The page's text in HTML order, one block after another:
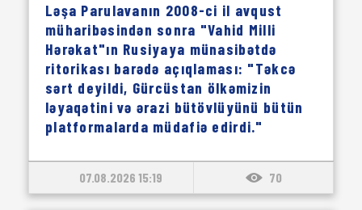
Ləşa Parulavanın 2008-ci il avqust
müharibəsindən sonra "Vahid Milli
Hərəkat"ın Rusiyaya münasibətdə
ritorikası barədə açıqlaması: "Təkcə
sərt deyildi, Gürcüstan ölkəmizin
ləyaqətini və ərazi bütövlüyünü bütün
platformalarda müdafiə edirdi."
07.08.2026 15:19 70